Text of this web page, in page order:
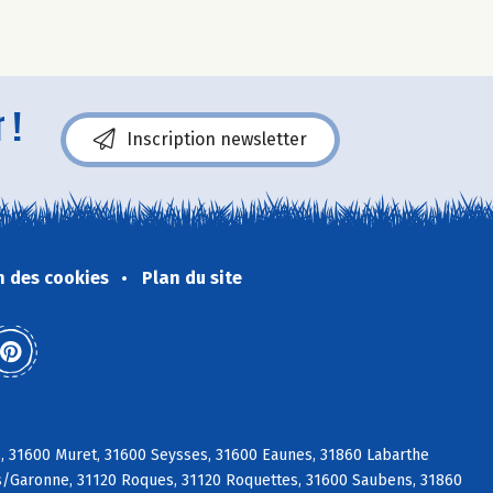
! Inscription newsletter
des cookies Plan du site
Muret, 31600 Seysses, 31600 Eaunes, 31860 Labarthe
31120 Roques, 31120 Roquettes, 31600 Saubens, 31860